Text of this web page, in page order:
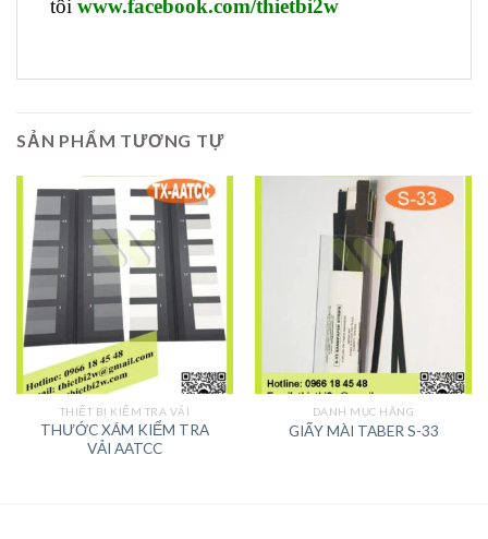
tôi www.facebook.com/thietbi2w
SẢN PHẨM TƯƠNG TỰ
THIẾT BỊ KIỂM TRA VẢI
THƯỚC XÁM KIỂM TRA
VẢI AATCC
DANH MỤC HÃNG
GIẤY MÀI TABER S-33